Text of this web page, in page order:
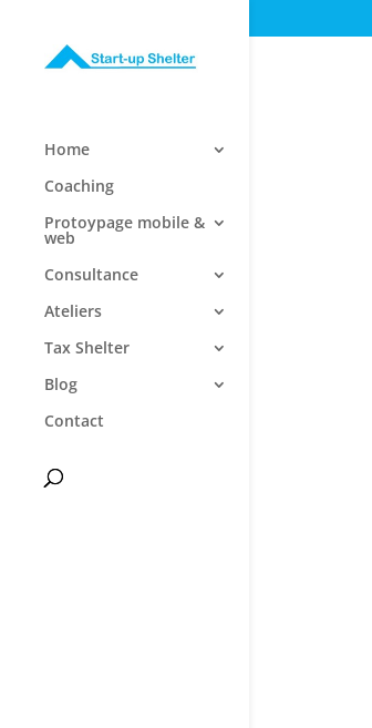
Home
Coaching
Protoypage mobile &
web
Consultance
Ateliers
Tax Shelter
Blog
Contact